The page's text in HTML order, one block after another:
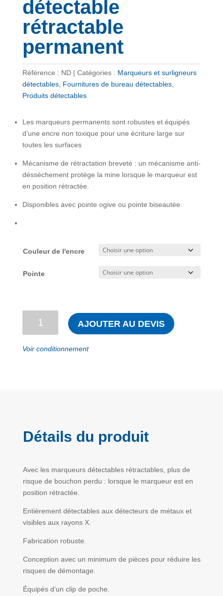
détectable
rétractable
permanent
Référence : ND Catégories : Marqueurs et surligneurs
détectables, Fournitures de bureau détectables,
Produits détectables
Les marqueurs permanents sont robustes et équipés
d’une encre non toxique pour une écriture large sur
toutes les surfaces
Mécanisme de rétractation breveté : un mécanisme anti-
déssèchement protège la mine lorsque le marqueur est
en position rétractée.
Disponibles avec pointe ogive ou pointe biseautée.
Couleur de l'encre
Pointe
détectable
AJOUTER AU DEVIS
Voir conditionnement
Détails du produit
Avec les marqueurs détectables rétractables, plus de
risque de bouchon perdu : lorsque le marqueur est en
position rétractée.
Entièrement détectables aux détecteurs de métaux et
visibles aux rayons X.
Fabrication robuste.
Conception avec un minimum de pièces pour réduire les
risques de démontage.
Équipés d’un clip de poche.